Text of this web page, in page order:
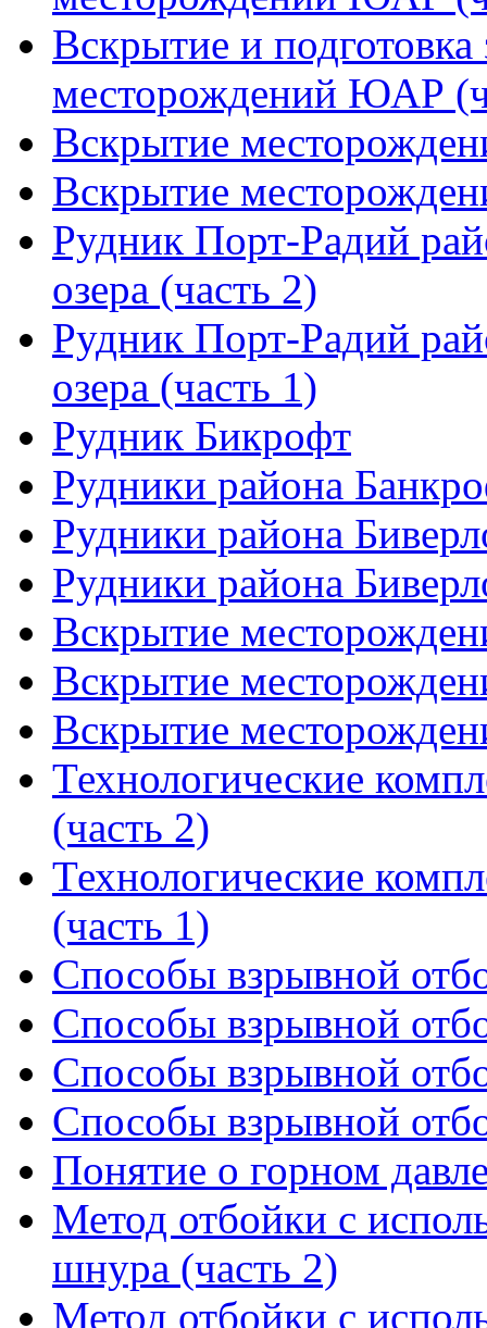
Вскрытие и
месторождений ЮАР
Вскрытие
Вскрытие
Рудник Порт-Радий
озера (часть 2)
Рудник Порт-Радий
озера (часть 1)
Рудник Бикрофт
Рудники района
Рудники района
Рудники района
Вскрытие
Вскрытие
Вскрытие
Технологические
(часть 2)
Технологические
(часть 1)
Способы взрывной
Способы взрывной
Способы взрывной
Способы взрывной
Понятие о горном
Метод отбойки с
шнура (часть 2)
Метод отбойки с